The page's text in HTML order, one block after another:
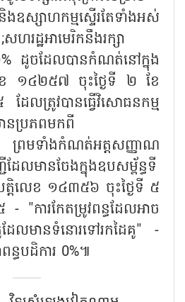
ឧស្សាហកម្មស្ទើរតែទាំងអស់
;សហរដ្ឋអាមេរិកនឹងរក្សា
ដូចដែលបានកំណត់នៅក្នុង
ខ ១៤២៥៧ ចុះថ្ងៃទី ២ ខែ
លត្រូវបានធ្វើវិសោធនកម្ម
នប្រភពមកពី
រមទាំងកំណត់អត្តសញ្ញាណ
លមានចែងក្នុងឧបសម្ព័ន្ធទី
ត្តិលេខ ១៤៣៥៦ ចុះថ្ងៃទី ៥
"ការកែតម្រូវពន្ធដែលអាច
ដែលមានទំនោរទៅរកដៃគូ" -
ន្ធបដិការ 0%៕